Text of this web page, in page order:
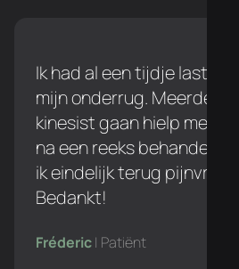
Ik had al een tijdje last
mijn onderrug. Meerdere
kinesist gaan hielp me niet
na een reeks
ik eindelijk terug pijnvrij
Bedankt!
Fréderic| Patiënt